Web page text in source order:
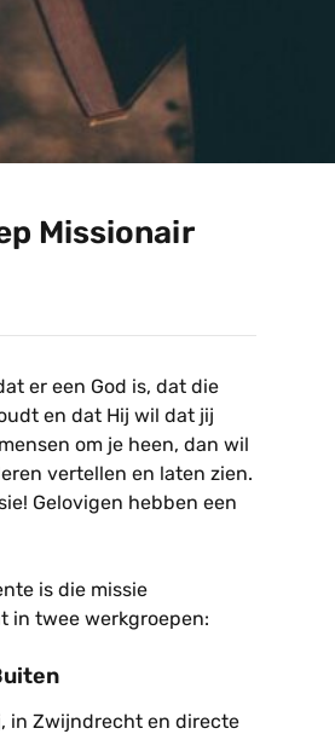
Missionair
er een God is, dat die
en dat Hij wil dat jij
om je heen, dan wil
vertellen en laten zien.
Gelovigen hebben een
is die missie
in twee werkgroepen:
in Zwijndrecht en directe